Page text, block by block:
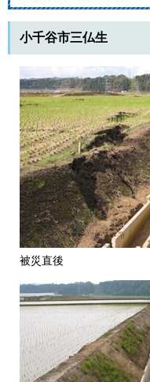
小千谷市三仏生
被災直後